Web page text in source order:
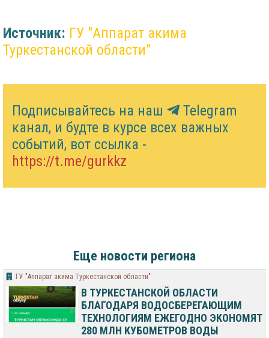
Источник: ГУ "Аппарат акима
Туркестанской области"
Подписывайтесь на наш
Telegram
канал, и будте в курсе всех важных
событий, вот ссылка -
https://t.me/gurkkz
Еще новости региона
ГУ "Аппарат акима Туркестанской области"
В ТУРКЕСТАНСКОЙ ОБЛАСТИ
БЛАГОДАРЯ ВОДОСБЕРЕГАЮЩИМ
ТЕХНОЛОГИЯМ ЕЖЕГОДНО ЭКОНОМЯТ
280 МЛН КУБОМЕТРОВ ВОДЫ